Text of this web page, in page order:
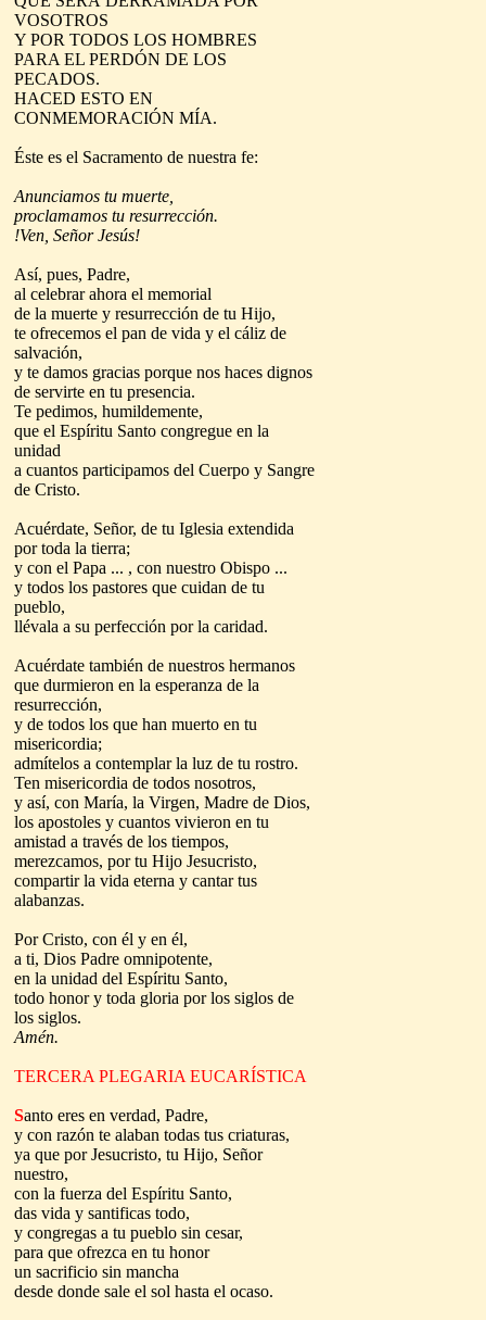
VOSOTROS
Y POR TODOS LOS HOMBRES
PARA EL PERDÓN DE LOS
PECADOS.
HACED ESTO EN
CONMEMORACIÓN MÍA.
Éste es el Sacramento de nuestra fe:
Anunciamos tu muerte,
proclamamos tu resurrección.
!Ven, Señor Jesús!
Así, pues, Padre,
al celebrar ahora el memorial
de la muerte y resurrección de tu Hijo,
te ofrecemos el pan de vida y el cáliz de
salvación,
y te damos gracias porque nos haces dignos
de servirte en tu presencia.
Te pedimos, humildemente,
que el Espíritu Santo congregue en la
unidad
a cuantos participamos del Cuerpo y Sangre
de Cristo.
Acuérdate, Señor, de tu Iglesia extendida
por toda la tierra;
y con el Papa ... , con nuestro Obispo ...
y todos los pastores que cuidan de tu
pueblo,
llévala a su perfección por la caridad.
Acuérdate también de nuestros hermanos
que durmieron en la esperanza de la
resurrección,
y de todos los que han muerto en tu
misericordia;
admítelos a contemplar la luz de tu rostro.
Ten misericordia de todos nosotros,
y así, con María, la Virgen, Madre de Dios,
los apostoles y cuantos vivieron en tu
amistad a través de los tiempos,
merezcamos, por tu Hijo Jesucristo,
compartir la vida eterna y cantar tus
alabanzas.
Por Cristo, con él y en él,
a ti, Dios Padre omnipotente,
en la unidad del Espíritu Santo,
todo honor y toda gloria por los siglos de
los siglos.
Amén.
TERCERA PLEGARIA EUCARÍSTICA
Santo eres en verdad, Padre,
y con razón te alaban todas tus criaturas,
ya que por Jesucristo, tu Hijo, Señor
nuestro,
con la fuerza del Espíritu Santo,
das vida y santificas todo,
y congregas a tu pueblo sin cesar,
para que ofrezca en tu honor
un sacrificio sin mancha
desde donde sale el sol hasta el ocaso.